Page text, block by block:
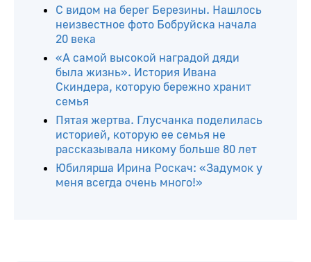
С видом на берег Березины. Нашлось
неизвестное фото Бобруйска начала
20 века
«А самой высокой наградой дяди
была жизнь». История Ивана
Скиндера, которую бережно хранит
семья
Пятая жертва. Глусчанка поделилась
историей, которую ее семья не
рассказывала никому больше 80 лет
Юбилярша Ирина Роскач: «Задумок у
меня всегда очень много!»